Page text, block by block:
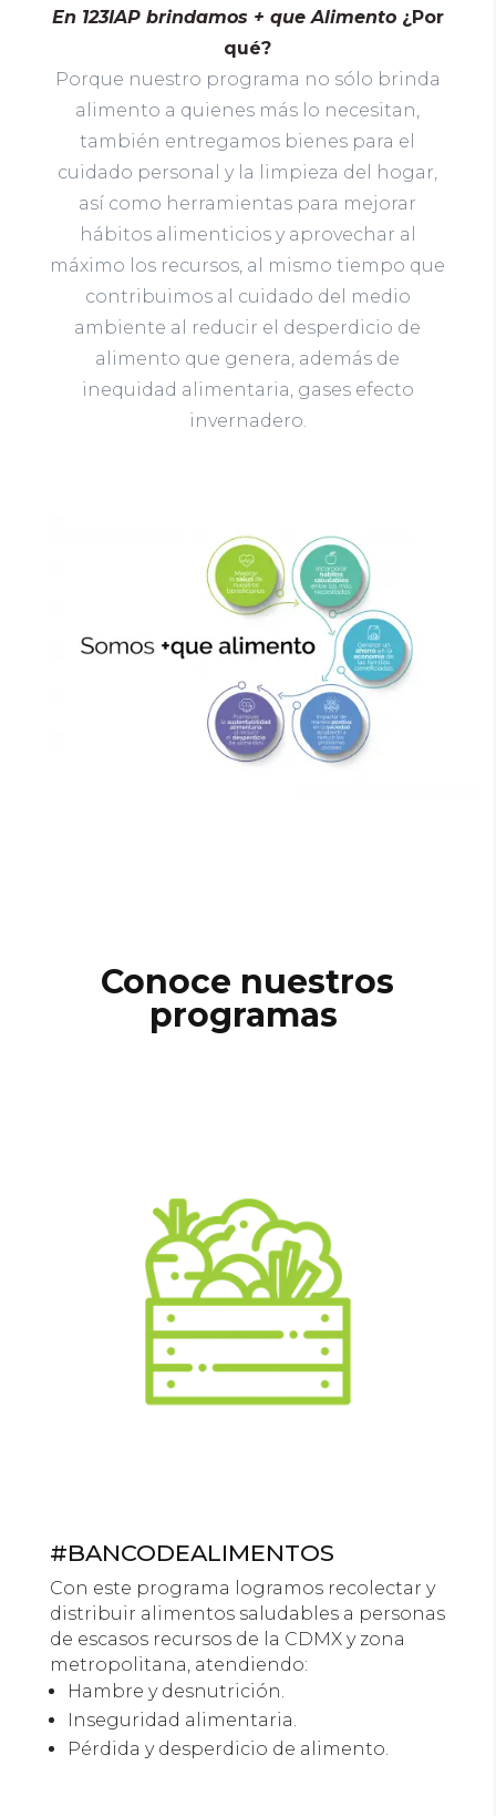
En 123IAP brindamos + que Alimento ¿Por
qué?
Porque nuestro programa no sólo brinda
alimento a quienes más lo necesitan,
también entregamos bienes para el
cuidado personal y la limpieza del hogar,
así como herramientas para mejorar
hábitos alimenticios y aprovechar al
máximo los recursos, al mismo tiempo que
contribuimos al cuidado del medio
ambiente al reducir el desperdicio de
alimento que genera, además de
inequidad alimentaria, gases efecto
invernadero.
Conoce nuestros
programas
#BANCODEALIMENTOS
Con este programa logramos recolectar y
distribuir alimentos saludables a personas
de escasos recursos de la CDMX y zona
metropolitana, atendiendo:
Hambre y desnutrición.
Inseguridad alimentaria.
Pérdida y desperdicio de alimento.